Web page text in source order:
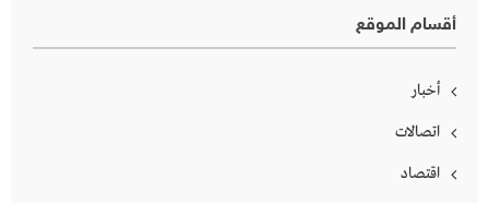
أقسام الموقع
أخبار
اتصالات
اقتصاد